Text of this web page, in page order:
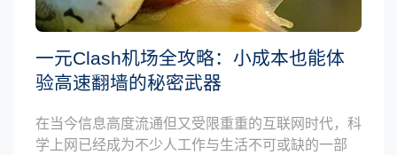
一元Clash机场全攻略：小成本也能体
验高速翻墙的秘密武器
在当今信息高度流通但又受限重重的互联网时代，科
学上网已经成为不少人工作与生活不可或缺的一部